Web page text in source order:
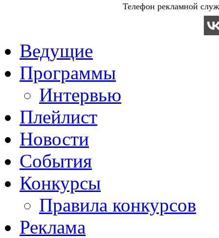
Телефон рекламной
Ведущие
Программы
Интервью
Плейлист
Новости
События
Конкурсы
Правила конкурсов
Реклама